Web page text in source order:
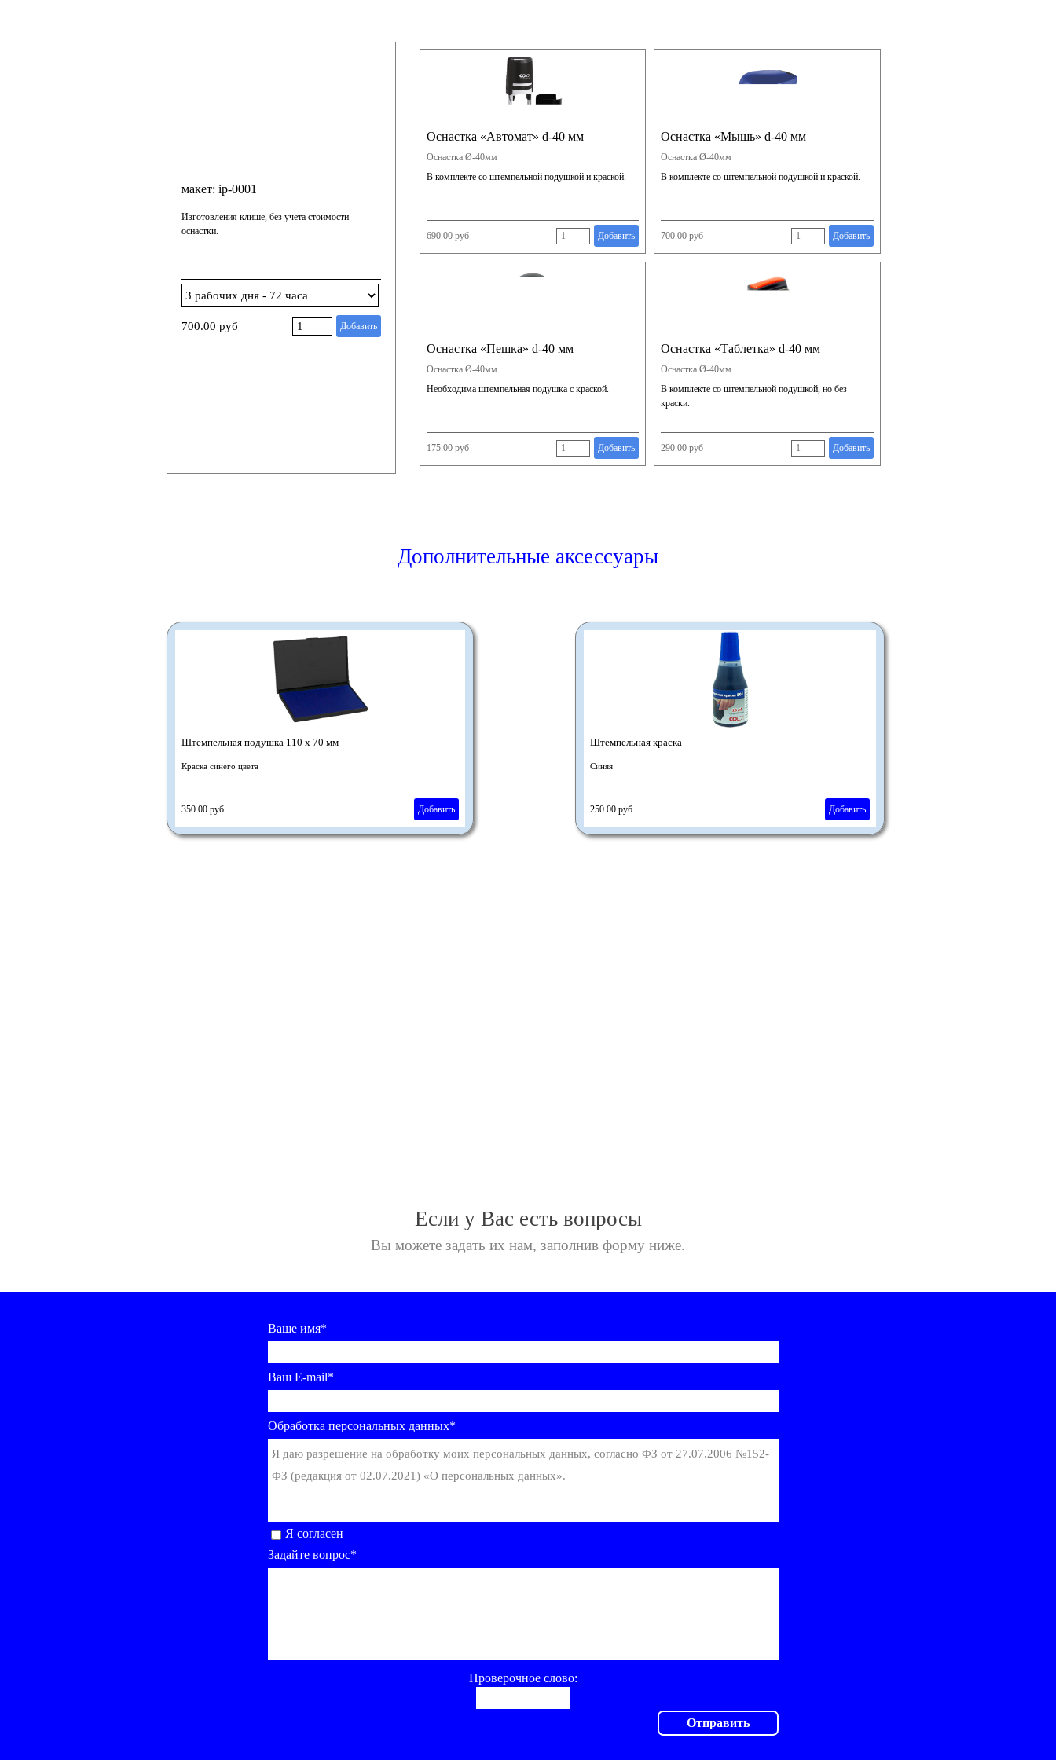
макет: ip-0001
Изготовления клише, без учета стоимости
оснастки.
700.00 руб Добавить
Оснастка «Автомат» d-40 мм
Оснастка Ø-40мм
В комплекте со штемпельной подушкой и краской.
690.00 руб Добавить
Оснастка «Мышь» d-40 мм
Оснастка Ø-40мм
В комплекте со штемпельной подушкой и краской.
700.00 руб Добавить
Оснастка «Пешка» d-40 мм
Оснастка Ø-40мм
Необходима штемпельная подушка с краской.
175.00 руб Добавить
Оснастка «Таблетка» d-40 мм
Оснастка Ø-40мм
В комплекте со штемпельной подушкой, но без
краски.
290.00 руб Добавить
Дополнительные аксессуары
Штемпельная подушка 110 х 70 мм
Краска синего цвета
350.00 руб Добавить
Штемпельная краска
Синяя
250.00 руб Добавить
Если у Вас есть вопросы
Вы можете задать их нам, заполнив форму ниже.
Ваше имя*
Ваш E-mail*
Обработка персональных данных*
Я даю разрешение на обработку моих персональных данных, согласно ФЗ от 27.07.2006 №152-
ФЗ (редакция от 02.07.2021) «О персональных данных».
Я согласен
Задайте вопрос*
Проверочное слово: